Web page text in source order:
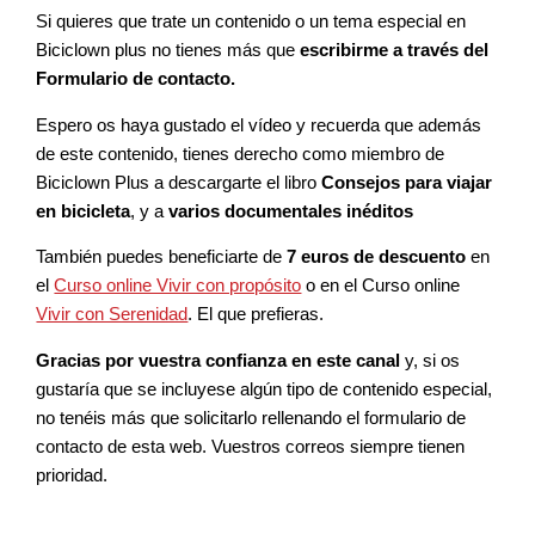
Si quieres que trate un contenido o un tema especial en
Biciclown plus no tienes más queescribirme a través del
Formulario de contacto.
Espero os haya gustado el vídeo y recuerda que además
de este contenido, tienes derecho como miembro de
Biciclown Plus a descargarte el libroConsejos para viajar
en bicicleta, y avarios documentales inéditos
También puedes beneficiarte de 7 euros de descuento en
elCurso online Vivir con propósito o en el Curso online
Vivir con Serenidad. El que prefieras.
Gracias por vuestra confianza en este canal y, si os
gustaría que se incluyese algún tipo de contenido especial,
no tenéis más que solicitarlo rellenando el formulario de
contacto de esta web. Vuestros correos siempre tienen
prioridad.